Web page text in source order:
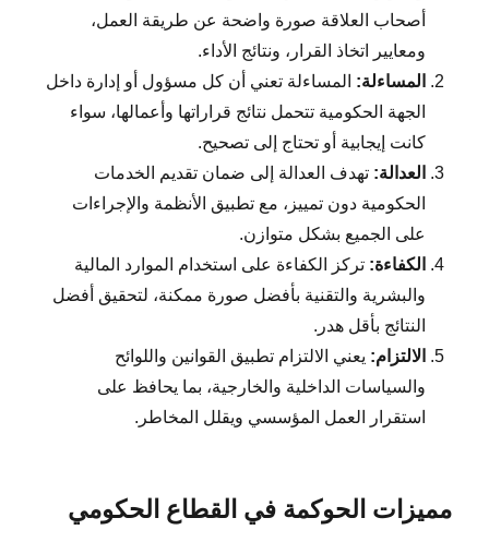
أصحاب العلاقة صورة واضحة عن طريقة العمل،
ومعايير اتخاذ القرار، ونتائج الأداء.
المساءلة: المساءلة تعني أن كل مسؤول أو إدارة داخل
الجهة الحكومية تتحمل نتائج قراراتها وأعمالها، سواء
كانت إيجابية أو تحتاج إلى تصحيح.
العدالة:تهدف العدالة إلى ضمان تقديم الخدمات
الحكومية دون تمييز، مع تطبيق الأنظمة والإجراءات
على الجميع بشكل متوازن.
الكفاءة:تركز الكفاءة على استخدام الموارد المالية
والبشرية والتقنية بأفضل صورة ممكنة، لتحقيق أفضل
النتائج بأقل هدر.
الالتزام: يعني الالتزام تطبيق القوانين واللوائح
والسياسات الداخلية والخارجية، بما يحافظ على
استقرار العمل المؤسسي ويقلل المخاطر.
مميزات الحوكمة في القطاع الحكومي